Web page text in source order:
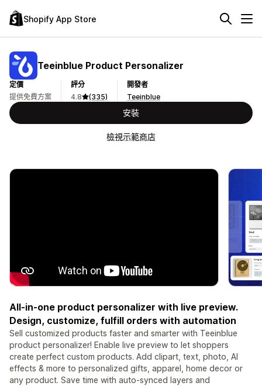
Shopify App Store
Teeinblue Product Personalizer
定價
提供免費方案
評分
4.8
(335)
開發者
Teeinblue
安裝
檢視示範商店
All-in-one product personalizer with live preview.
Design, customize, fulfill orders with automation
Sell customized products faster and smarter with Teeinblue
product personalizer! Enable live preview to let shoppers
create perfect custom products. Add clipart, text, photo, AI
effects & more to personalized gifts, apparel, home decor or
any product. Save time with auto-synced layers and